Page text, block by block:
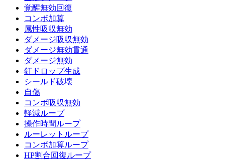
覚醒無効回復
コンボ加算
属性吸収無効
ダメージ吸収無効
ダメージ無効貫通
ダメージ無効
釘ドロップ生成
シールド破壊
自傷
コンボ吸収無効
軽減ループ
操作時間ループ
ルーレットループ
コンボ加算ループ
HP割合回復ループ